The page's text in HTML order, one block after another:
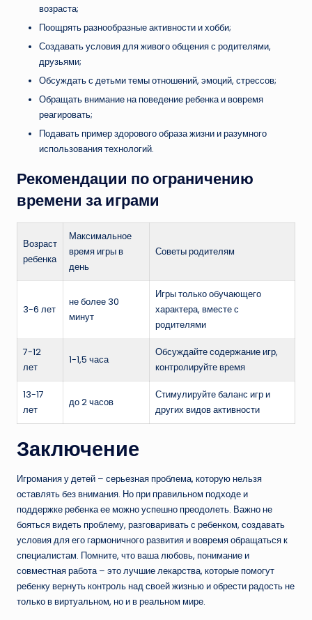
возраста;
Поощрять разнообразные активности и хобби;
Создавать условия для живого общения с родителями,
друзьями;
Обсуждать с детьми темы отношений, эмоций, стрессов;
Обращать внимание на поведение ребенка и вовремя
реагировать;
Подавать пример здорового образа жизни и разумного
использования технологий.
Рекомендации по ограничению
времени за играми
Возраст
ребенка
Максимальное
время игры в
день
Советы родителям
3-6 лет
не более 30
минут
Игры только обучающего
характера, вместе с
родителями
7-12
лет
1-1,5 часа
Обсуждайте содержание игр,
контролируйте время
13-17
лет
до 2 часов
Стимулируйте баланс игр и
других видов активности
Заключение
Игромания у детей – серьезная проблема, которую нельзя
оставлять без внимания. Но при правильном подходе и
поддержке ребенка ее можно успешно преодолеть. Важно не
бояться видеть проблему, разговаривать с ребенком, создавать
условия для его гармоничного развития и вовремя обращаться к
специалистам. Помните, что ваша любовь, понимание и
совместная работа – это лучшие лекарства, которые помогут
ребенку вернуть контроль над своей жизнью и обрести радость не
только в виртуальном, но и в реальном мире.